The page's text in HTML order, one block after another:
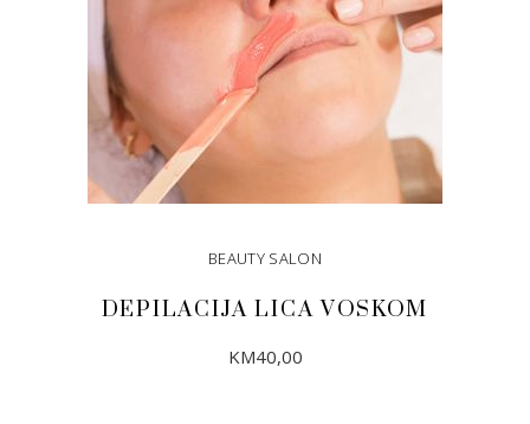
BEAUTY SALON
DEPILACIJA LICA VOSKOM
KM40,00